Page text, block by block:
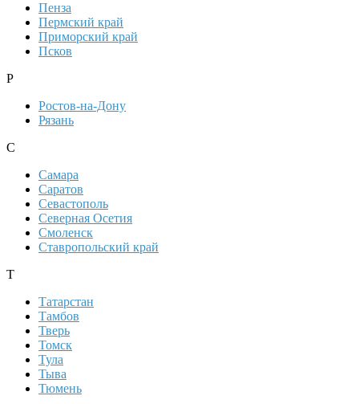
Пенза
Пермский край
Приморский край
Псков
Р
Ростов-на-Дону
Рязань
С
Самара
Саратов
Севастополь
Северная Осетия
Смоленск
Ставропольский край
Т
Татарстан
Тамбов
Тверь
Томск
Тула
Тыва
Тюмень